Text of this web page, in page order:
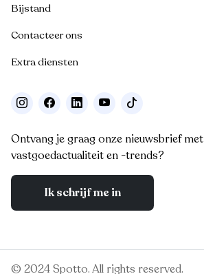
Bijstand
Contacteer ons
Extra diensten
Ontvang je graag onze nieuwsbrief met
vastgoedactualiteit en -trends?
Ik schrijf me in
© 2024 Spotto. All rights reserved.